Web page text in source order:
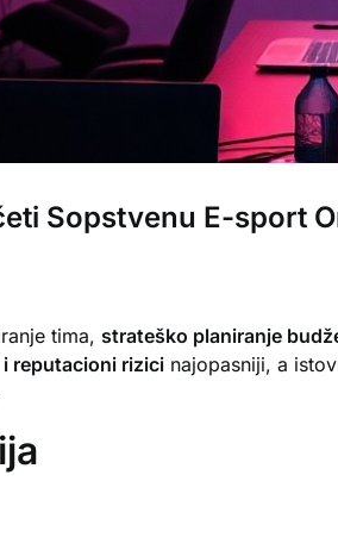
Sopstvenu E-sport
tima, strateško planiranje
reputacioni rizici najopasniji, a